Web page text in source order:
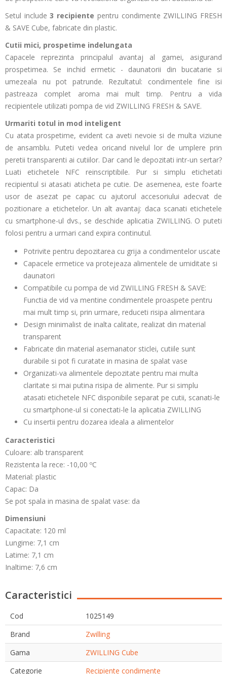
Setul include3 recipiente pentru condimente ZWILLING FRESH
& SAVE Cube, fabricate din plastic.
Cutii mici, prospetime indelungata
Capacele reprezinta principalul avantaj al gamei, asigurand
prospetimea. Se inchid ermetic - daunatorii din bucatarie si
umezeala nu pot patrunde. Rezultatul: condimentele fine isi
pastreaza complet aroma mai mult timp. Pentru a vida
recipientele utilizati pompa de vid ZWILLING FRESH & SAVE.
Urmariti totul in mod inteligent
Cu atata prospetime, evident ca aveti nevoie si de multa viziune
de ansamblu. Puteti vedea oricand nivelul lor de umplere prin
peretii transparenti ai cutiilor. Dar cand le depozitati intr-un sertar?
Luati etichetele NFC reinscriptibile. Pur si simplu etichetati
recipientul si atasati aticheta pe cutie. De asemenea, este foarte
usor de asezat pe capac cu ajutorul accesoriului adecvat de
pozitionare a etichetelor. Un alt avantaj: daca scanati etichetele
cu smartphone-ul dvs., se deschide aplicatia ZWILLING. O puteti
folosi pentru a urmari cand expira continutul.
Potrivite pentru depozitarea cu grija a condimentelor uscate
Capacele ermetice va protejeaza alimentele de umiditate si
daunatori
Compatibile cu pompa de vid ZWILLING FRESH & SAVE:
Functia de vid va mentine condimentele proaspete pentru
mai mult timp si, prin urmare, reduceti risipa alimentara
Design minimalist de inalta calitate, realizat din material
transparent
Fabricate din material asemanator sticlei, cutiile sunt
durabile si pot fi curatate in masina de spalat vase
Organizati-va alimentele depozitate pentru mai multa
claritate si mai putina risipa de alimente. Pur si simplu
atasati etichetele NFC disponibile separat pe cutii, scanati-le
cu smartphone-ul si conectati-le la aplicatia ZWILLING
Cu insertii pentru dozarea ideala a alimentelor
Caracteristici
Culoare: alb transparent
Rezistenta la rece: -10,00 ºC
Material: plastic
Capac: Da
Se pot spala in masina de spalat vase: da
Dimensiuni
Capacitate: 120 ml
Lungime: 7,1 cm
Latime: 7,1 cm
Inaltime: 7,6 cm
Caracteristici
Cod
1025149
Brand
Zwilling
Gama
ZWILLING Cube
Categorie
Recipiente condimente